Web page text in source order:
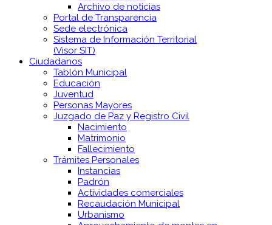
Archivo de noticias
Portal de Transparencia
Sede electrónica
Sistema de Información Territorial
(Visor SIT)
Ciudadanos
Tablón Municipal
Educación
Juventud
Personas Mayores
Juzgado de Paz y Registro Civil
Nacimiento
Matrimonio
Fallecimiento
Trámites Personales
Instancias
Padrón
Actividades comerciales
Recaudación Municipal
Urbanismo